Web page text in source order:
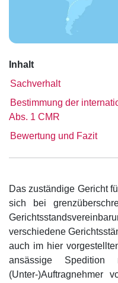
Inhalt
Sachverhalt
Bestimmung der
Abs. 1 CMR
Bewertung und Fazit
Das zuständige Gericht
sich bei
verschiedene
auch im hier
ansässige
(Unter-)Auftragnehmer